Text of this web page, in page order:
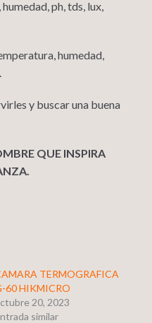
ph, tds, lux,
humedad,
y buscar una buena
QUE INSPIRA
TERMOGRAFICA
60 HIKMICRO
20, 2023
similar